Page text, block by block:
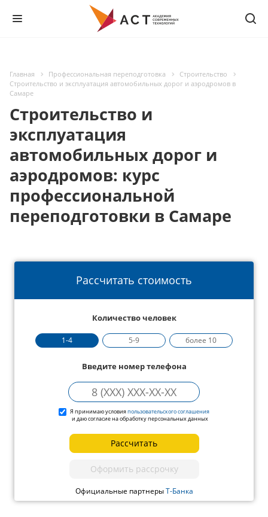
Главная Профессиональная переподготовка
Строительство
Строительство и эксплуатация автомобильных дорог и аэродромов в
Самаре
Строительство и
эксплуатация
автомобильных дорог и
аэродромов: курс
профессиональной
переподготовки в Самаре
Рассчитать стоимость
Количество человек
1-4 5-9 более 10
Введите номер телефона
Я принимаю условияпользовательского соглашения
и даю согласие на обработку персональных данных
Рассчитать
Оформить рассрочку
Официальные партнерыТ-Банка